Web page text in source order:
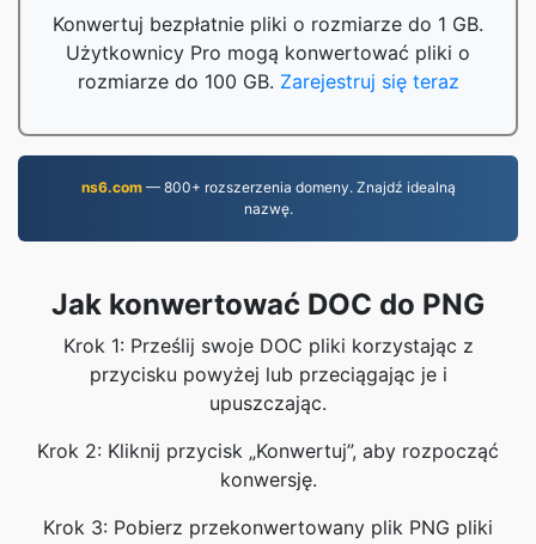
Konwertuj bezpłatnie pliki o rozmiarze do 1 GB.
Użytkownicy Pro mogą konwertować pliki o
rozmiarze do 100 GB. Zarejestruj się teraz
ns6.com— 800+ rozszerzenia domeny. Znajdź idealną
nazwę.
Jak konwertować DOC do PNG
Krok 1: Prześlij swoje DOC pliki korzystając z
przycisku powyżej lub przeciągając je i
upuszczając.
Krok 2: Kliknij przycisk „Konwertuj”, aby rozpocząć
konwersję.
Krok 3: Pobierz przekonwertowany plik PNG pliki